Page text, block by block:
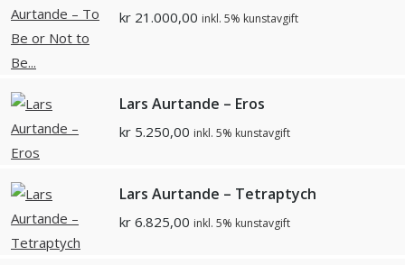
kr 21.000,00 inkl. 5% kunstavgift
Lars Aurtande – Eros
kr 5.250,00 inkl. 5% kunstavgift
Lars Aurtande – Tetraptych
kr 6.825,00 inkl. 5% kunstavgift